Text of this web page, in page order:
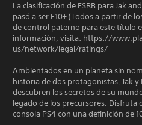
La clasificación de ESRB para Jak
pasó a ser E10+ (Todos a partir de
de control paterno para este título
información, visita: https://
us/network/legal/ratings/
Ambientados en un planeta sin
historia de dos protagonistas, Jak
descubren los secretos de su
legado de los precursores. Disfruta
consola PS4 con una definición de